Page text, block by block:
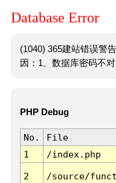
Database Error
(1040) 365建站错误警
因：1、数据库密码不
PHP Debug
No. File
1
/index.php
2 /source/